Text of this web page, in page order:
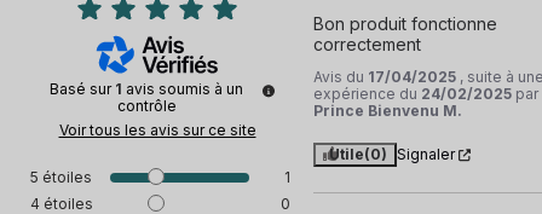
Basé sur 1 avis soumis à un
contrôle
Voir tous les avis sur ce site
5 étoiles
1
4 étoiles
0
Bon produit fonctionne
correctement
Avis du 17/04/2025 , suite à
expérience du 24/02/2025 par
Prince Bienvenu M.
Utile(0) Signaler